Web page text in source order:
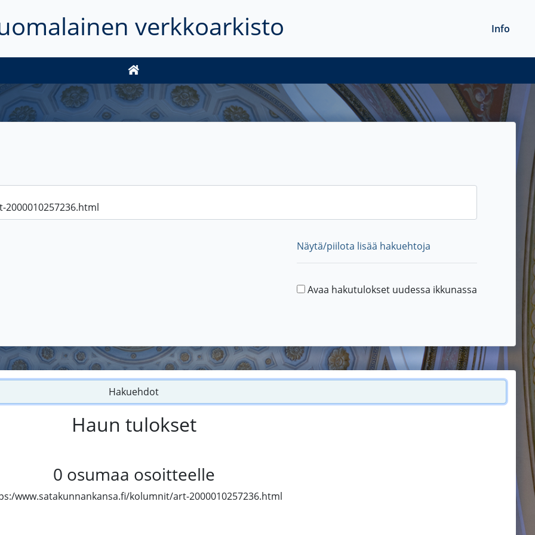
verkkoarkisto Info
Näytä/piilota lisää hakuehtoja
Avaa hakutulokset uudessa ikkunassa
Hakuehdot
Haun tulokset
0 osumaa osoitteelle
www.satakunnankansa.fi/kolumnit/art-2000010257236.html